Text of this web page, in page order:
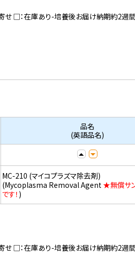
□：在庫あり-培養後お届け納期約2週間
品名
(英語品名)
MC-210 (マイコプラズマ除去剤)
(Mycoplasma Removal Agent★無償サ
です！ )
□：在庫あり-培養後お届け納期約2週間